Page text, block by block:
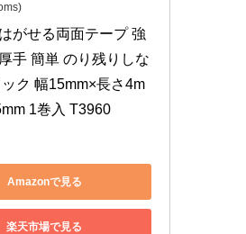
がせる両面テープ 強
手 簡単 のり残りしな
ク 幅15mm×長さ4m
1巻入 T3960
Amazonで見る
楽天市場で見る